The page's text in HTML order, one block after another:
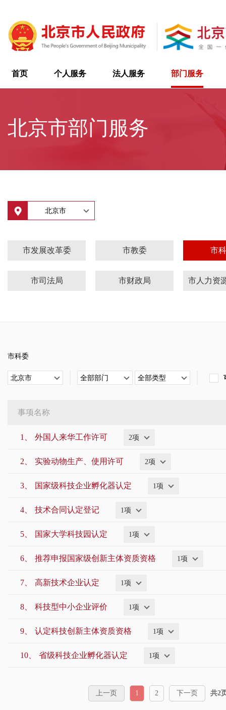
首页 个人服务 法人服务 部门服务
北京市部门服务
北京市
市发展改革委 市教委 市
市司法局 市财政局
市金融管理局 市国动办
市政府侨办
国家税务总局北京市税务局 市地震局
市热力集团 北信基础设施公司
中华人民共和国北京出入境边防检查总站
市科委
北京市 全部部门 全部类型
事项名称
1、 外国人来华工作许可 2项
2、 实验动物生产、使用许可 2项
3、 国家级科技企业孵化器认定 1项
4、 技术合同认定登记 1项
5、 国家大学科技园认定 1项
6、 推荐申报国家级创新主体资质资格 1项
7、 高新技术企业认定 1项
8、 科技型中小企业评价 1项
9、 认定科技创新主体资质资格 1项
10、 省级科技企业孵化器认定 1项
上一页 1 2 下一页 共2